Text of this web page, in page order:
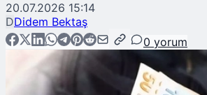
20.07.2026 15:14
DDidem Bektaş
0 yorum